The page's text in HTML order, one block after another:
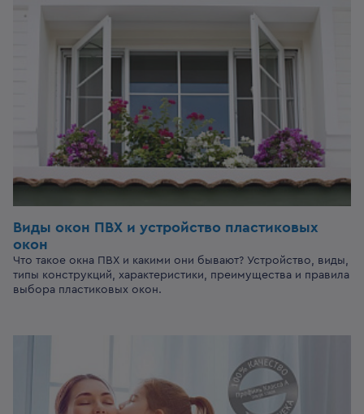
Виды окон ПВХ и устройство пластиковых
окон
Что такое окна ПВХ и какими они бывают? Устройство, виды,
типы конструкций, характеристики, преимущества и правила
выбора пластиковых окон.